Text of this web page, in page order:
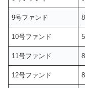
9号ファンド
10号ファンド
11号ファンド
12号ファンド